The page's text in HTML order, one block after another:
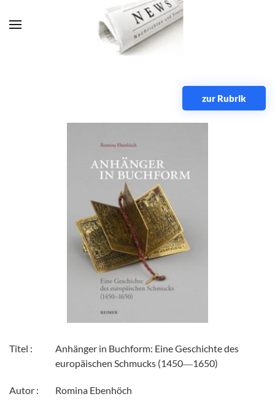
Zum Hauptinhalt springen
zur Rubrik
Titel :
Anhänger in Buchform: Eine Geschichte des
europäischen Schmucks (1450―1650)
Autor : Romina Ebenhöch